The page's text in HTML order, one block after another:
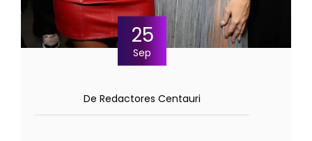
25
Sep
De Redactores Centauri